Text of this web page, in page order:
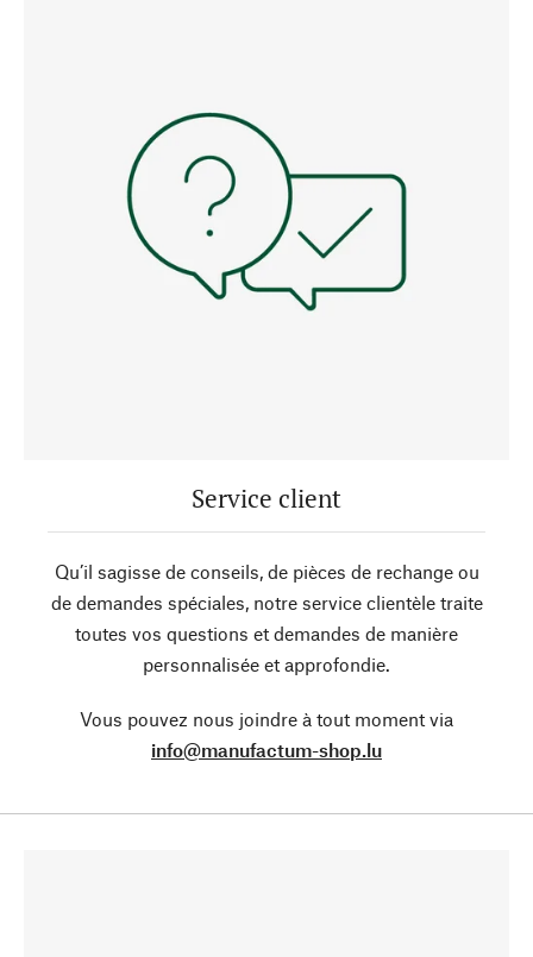
Service client
Qu’il sagisse de conseils, de pièces de rechange ou
de demandes spéciales, notre service clientèle traite
toutes vos questions et demandes de manière
personnalisée et approfondie.
Vous pouvez nous joindre à tout moment via
info@manufactum-shop.lu